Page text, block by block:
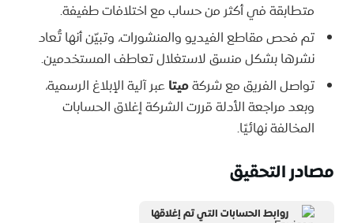
متطابقة في أكثر من حساب مع اختلافات طفيفة.
تم فحص مقاطع الفيديو والمنشورات، وتبيّن أنها تُعاد
نشرها بشكل منسق لاستغلال تعاطف المستخدمين.
تواصل الفريق مع شركةميتاعبر آلية الإبلاغ الرسمية،
وبعد مراجعة الأدلة قررت الشركة إغلاق الحسابات
المخالفة نهائيًا.
مصادر التحقيق
روابط الحسابات التي تم إغلاقها